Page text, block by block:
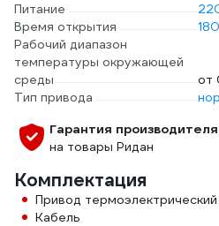
Питание
Время открытия
Рабочий диапазон
температуры окружающей
среды
от
Тип привода
Гарантия производителя
на товары Ридан
Комплектация
Привод
Кабель